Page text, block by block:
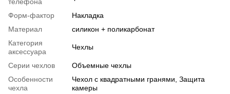
телефона
Форм-фактор
Накладка
Материал
силикон + поликарбонат
Категория
аксессуара
Чехлы
Серии чехлов
Объемные чехлы
Особенности
чехла
Чехол с квадратными гранями, Защита
камеры